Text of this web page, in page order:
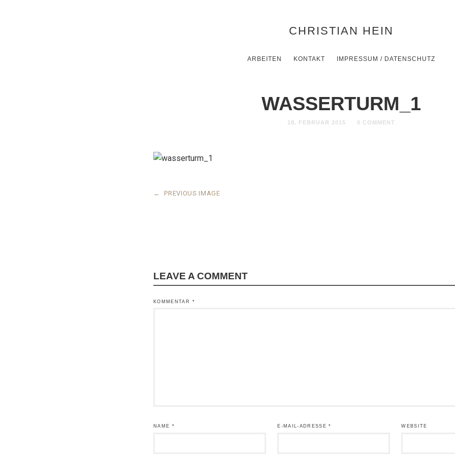
CHRISTIAN HEIN
ARBEITEN KONTAKT IMPRESSUM / DATENSCHUTZ
WASSERTURM_1
18. FEBRUAR 2015 0 COMMENT
← PREVIOUS IMAGE
LEAVE A COMMENT
KOMMENTAR *
NAME * E-MAIL-ADRESSE* WEBSITE